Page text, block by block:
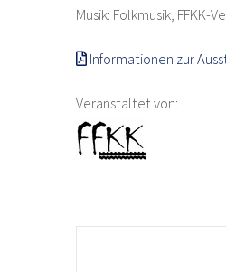
Musik: Folkmusik, FFKK-
Informationen zur
Veranstaltet von: